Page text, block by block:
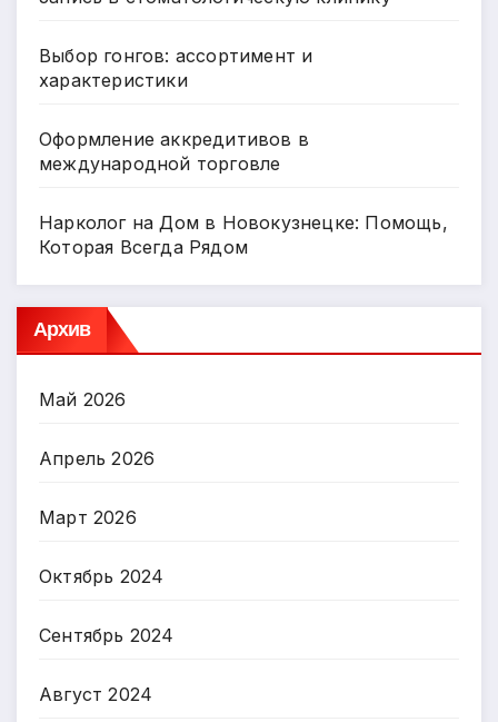
Выбор гонгов: ассортимент и
характеристики
Оформление аккредитивов в
международной торговле
Нарколог на Дом в Новокузнецке: Помощь,
Которая Всегда Рядом
Архив
Май 2026
Апрель 2026
Март 2026
Октябрь 2024
Сентябрь 2024
Август 2024